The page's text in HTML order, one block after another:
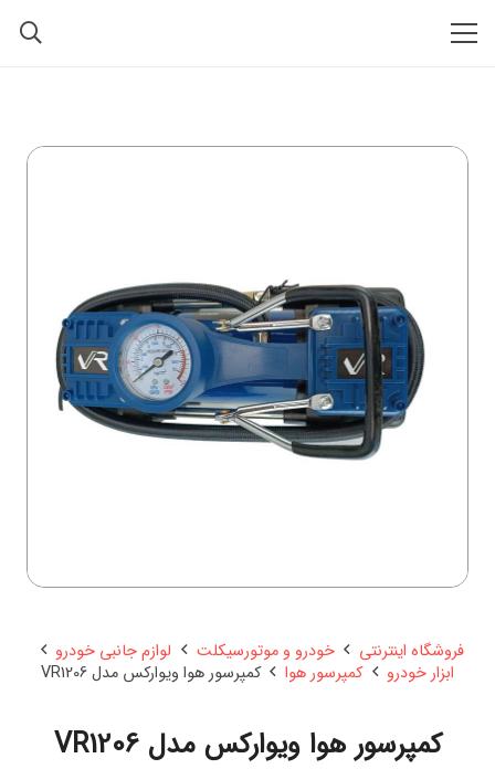
فروشگاه اینترنتی خودرو و موتورسیکلت
لوازم جانبی خودرو
ابزار خودرو
کمپرسور هوا کمپرسور هوا ویوارکس مدل VR1206
کمپرسور هوا ویوارکس مدل VR1206